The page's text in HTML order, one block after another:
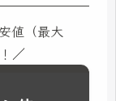
値（最大
／